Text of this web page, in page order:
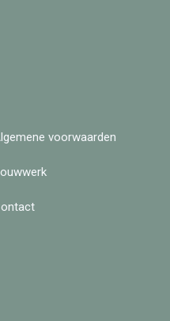
voorwaarden